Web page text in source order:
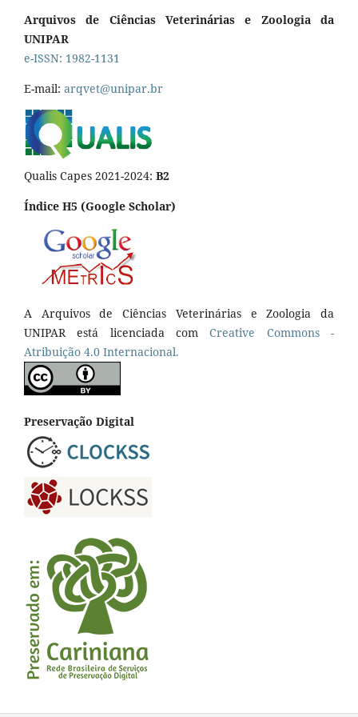
Arquivos de Ciências Veterinárias e Zoologia da
UNIPAR
e-ISSN: 1982-1131
E-mail: arqvet@unipar.br
Qualis Capes 2021-2024: B2
Índice H5 (Google Scholar)
A Arquivos de Ciências Veterinárias e Zoologia da
UNIPAR está licenciada comCreative Commons -
Atribuição 4.0 Internacional.
Preservação Digital